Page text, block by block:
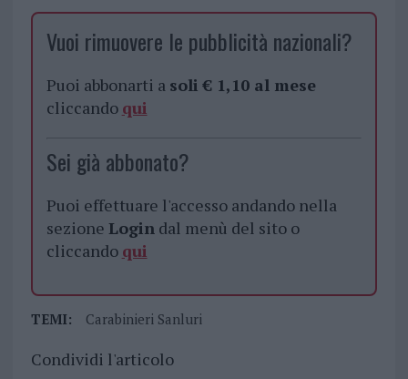
Vuoi rimuovere le pubblicità nazionali?
Puoi abbonarti a soli € 1,10 al mese
cliccando qui
Sei già abbonato?
Puoi effettuare l'accesso andando nella
sezione Login dal menù del sito o
cliccando qui
TEMI: Carabinieri Sanluri
Condividi l'articolo